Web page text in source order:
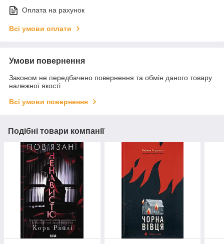
Оплата на рахунок
Всі умови оплати
Умови повернення
Законом не передбачено повернення та обмін даного товару
належної якості
Всі умови повернення
Подібні товари компанії